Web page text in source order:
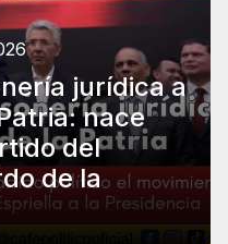
jurídica a
nace
del
de la